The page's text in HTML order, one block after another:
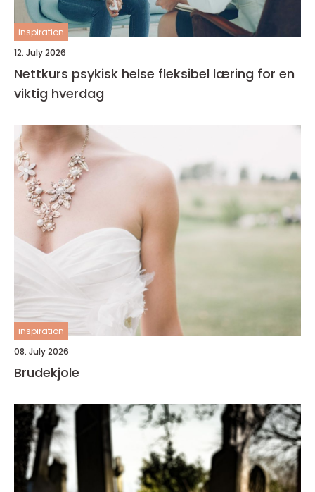
inspiration
12. July 2026
Nettkurs psykisk helse fleksibel læring for en
viktig hverdag
inspiration
08. July 2026
Brudekjole